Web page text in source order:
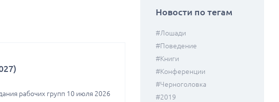
рабочих групп 10 июля 2026
Новости по тегам
#лошади
#поведение
#книги
#конференции
#черноголовка
#2019